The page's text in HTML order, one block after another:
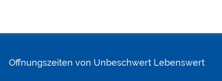
Öffnungszeiten von Unbeschwert Lebenswert